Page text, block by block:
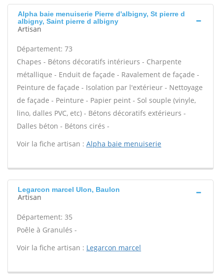
Alpha baie menuiserie Pierre d'albigny, St pierre d
albigny, Saint pierre d albigny
Artisan
Département: 73
Chapes - Bétons décoratifs intérieurs - Charpente
métallique - Enduit de façade - Ravalement de façade -
Peinture de façade - Isolation par l'extérieur - Nettoyage
de façade - Peinture - Papier peint - Sol souple (vinyle,
lino, dalles PVC, etc) - Bétons décoratifs extérieurs -
Dalles béton - Bétons cirés -
Voir la fiche artisan : Alpha baie menuiserie
Legarcon marcel Ulon, Baulon
Artisan
Département: 35
Poêle à Granulés -
Voir la fiche artisan : Legarcon marcel